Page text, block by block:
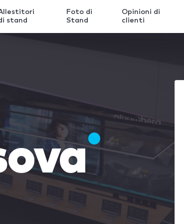
stand
Foto di
Stand
Opinioni di
clienti